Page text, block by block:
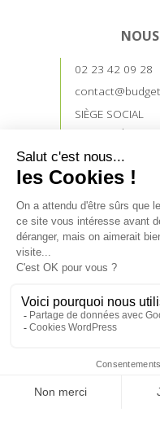
02 23 42 09 28
SIÈGE SOCIAL
121 rue du
35136 SAINT
NOS
Devenez
UN CRÉDIT
AVANT
Aucun versement de